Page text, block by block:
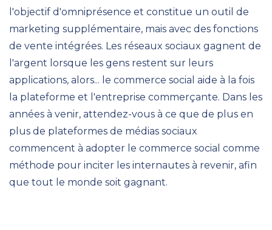
l'objectif d'omniprésence et constitue un outil de
marketing supplémentaire, mais avec des fonctions
de vente intégrées. Les réseaux sociaux gagnent de
l'argent lorsque les gens restent sur leurs
applications, alors... le commerce social aide à la fois
la plateforme et l'entreprise commerçante. Dans les
années à venir, attendez-vous à ce que de plus en
plus de plateformes de médias sociaux
commencent à adopter le commerce social comme
méthode pour inciter les internautes à revenir, afin
que tout le monde soit gagnant.